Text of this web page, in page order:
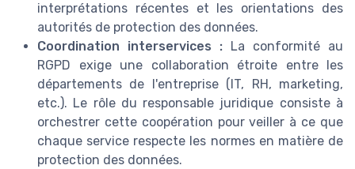
interprétations récentes et les orientations des
autorités de protection des données.
Coordination interservices : La conformité au
RGPD exige une collaboration étroite entre les
départements de l'entreprise (IT, RH, marketing,
etc.). Le rôle du responsable juridique consiste à
orchestrer cette coopération pour veiller à ce que
chaque service respecte les normes en matière de
protection des données.